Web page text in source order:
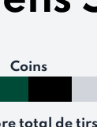
Coins
total de tirs